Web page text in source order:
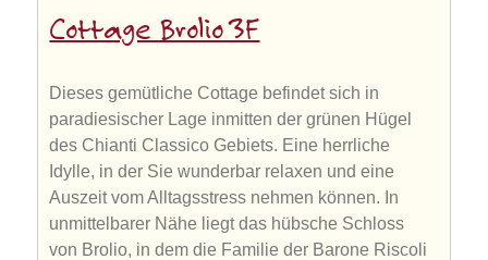
Cottage Brolio 3F
Dieses gemütliche Cottage befindet sich in
paradiesischer Lage inmitten der grünen Hügel
des Chianti Classico Gebiets. Eine herrliche
Idylle, in der Sie wunderbar relaxen und eine
Auszeit vom Alltagsstress nehmen können. In
unmittelbarer Nähe liegt das hübsche Schloss
von Brolio, in dem die Familie der Barone Riscoli